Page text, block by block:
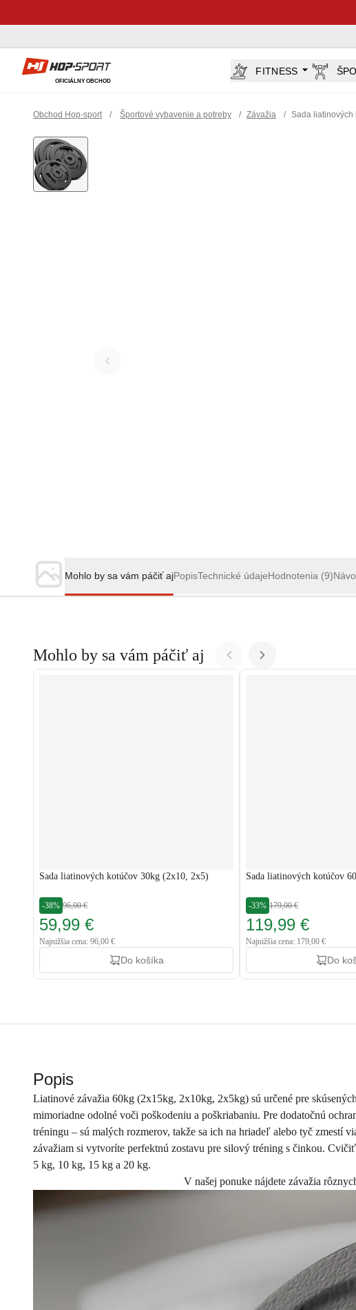
Hop-Sport.sk
OFICIÁLNY OBCHOD
FITNESS
Obchod Hop-sport / Športové vybavenie a potreby / Závažia / Sada liatinových
Mohlo by sa vám páčiť ajPopisTechnické údajeHodnotenia (9)
Mohlo by sa vám páčiť aj
Sada liatinových kotúčov 30kg (2x10, 2x5)
-38% 96,00 €
59,99 €
Najnižšia cena: 96,00 €
Do košíka
Sada liatinových kotúčov
-33% 179,00 €
119,99 €
Najnižšia cena: 179,00 €
Do
Popis
Liatinové závažia 60kg (2x15kg, 2x10kg, 2x5kg) sú určené pre
mimoriadne odolné voči poškodeniu a poškriabaniu. Pre dodatočnú
tréningu – sú malých rozmerov, takže sa ich na hriadeľ alebo tyč
závažiam si vytvoríte perfektnú zostavu pre silový tréning s činkou.
5 kg, 10 kg, 15 kg a 20 kg.
V našej ponuke nájdete závažia